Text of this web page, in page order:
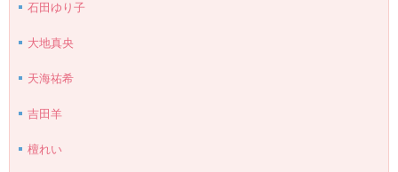
石田ゆり子
大地真央
天海祐希
吉田羊
檀れい